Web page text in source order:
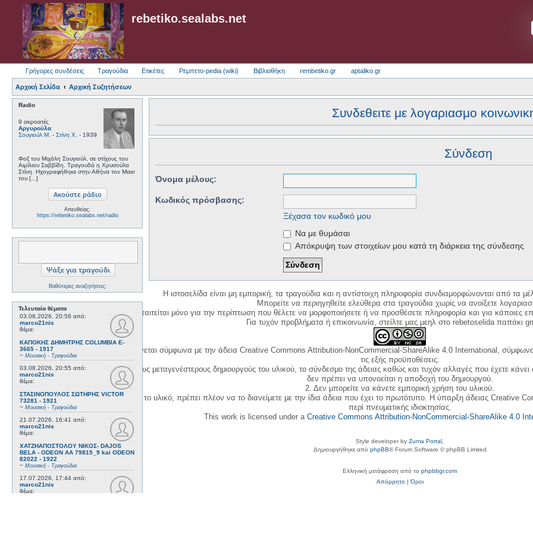
rebetiko.sealabs.net
Γρήγορες συνδέσεις Τραγούδια Ετικέτες Ρεμπετο-pedia (wiki) Βιβλιοθήκη rembetiko.gr aptaliko.gr
Αρχική Σελίδα Αρχική Συζητήσεων
Radio
9 ακροατές
Αργυρούλα
Σουγιούλ Μ. - Στίνη Χ. - 1939
Φοξ του Μιχάλη Σουγιούλ, σε στίχους του
Αιμίλιου Σαββίδη. Τραγουδά η Χρυσούλα
Στίνη. Ηχογραφήθηκε στην Αθήνα τον Μαιο
του [...]
Απευθείας:
https://rebetiko.sealabs.net/radio
Βαθύτερες αναζητήσεις;
Τελευταία θέματα
03.08.2026, 20:56 από:
marco21nis
θέμα:
ΚΑΠΟΚΗΣ ΔΗΜΗΤΡΗΣ COLUMBIA E-
3665 - 1917
~ Μουσική - Τραγούδια
03.08.2026, 20:55 από:
marco21nis
θέμα:
ΣΤΑΣΙΝΟΠΟΥΛΟΣ ΣΩΤΗΡΗΣ VICTOR
73281 - 1921
~ Μουσική - Τραγούδια
21.07.2026, 16:41 από:
marco21nis
θέμα:
ΧΑΤΖΗΑΠΟΣΤΟΛΟΥ ΝΙΚΟΣ- DAJOS
BELA - ODEON AA 79815_9 kai ODEON
82022 - 1922
~ Μουσική - Τραγούδια
17.07.2026, 17:44 από:
marco21nis
θέμα:
Συνδεθειτε με λογαριασμο
Σύνδεση
Όνομα μέλους:
Κωδικός πρόσβασης:
Ξέχασα τον κωδικό μου
Να με θυμάσαι
Απόκρυψη των στοιχείων μου κατά τη διάρκεια της σύνδεσης
Η ιστοσελίδα είναι μη εμπορική, τα τραγούδια και η αντίστοιχη πληροφορία συνδιαμορφώνονται από τα
Μπορείτε να περιηγηθείτε ελεύθερα στα τραγούδια χωρίς να ανοίξετε
Η δημιουργία λογαριασμού απαιτείται μόνο για την περίπτωση που θέλετε να μορφοποιήσετε ή να προσθέσετε πληροφορία και για κάποιες
Για τυχόν προβλήματα ή επικοινωνία, στείλτε μας μεηλ στο rebetoselida παπάκι
Η χρήση του υλικού της σελίδας γίνεται σύμφωνα με την άδεια Creative Commons Attribution-NonCommercial-ShareAlike 4.0 International, σύμφωνα
τις εξής προϋποθέσεις:
1. Να αναφέρετε τον αρχικό και τους μεταγενέστερους δημιουργούς του υλικού, το σύνδεσμο της άδειας καθώς και τυχόν αλλαγές που έχετε
δεν πρέπει να υπονοείται η αποδοχή του δημιουργού.
2. Δεν μπορείτε να κάνετε εμπορική χρήση του υλικού.
3. Αν διασκευάσετε με κάθε τρόπο το υλικό, πρέπει πλέον να το διανείμετε με την ίδια άδεια που έχει το πρωτότυπο. Η ύπαρξη άδειας Creative
περί πνευματικής ιδιοκτησίας.
This work is licensed under a Creative Commons Attribution-NonCommercial-ShareAlike 4.0
Style developer by Zuma Portal
Δημιουργήθηκε από phpBB® Forum Software © phpBB Limited
Ελληνική μετάφραση από το phpbbgr.com
Απόρρητο|Όροι